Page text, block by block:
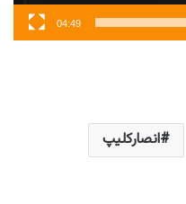
04:49
انصارکلیپ